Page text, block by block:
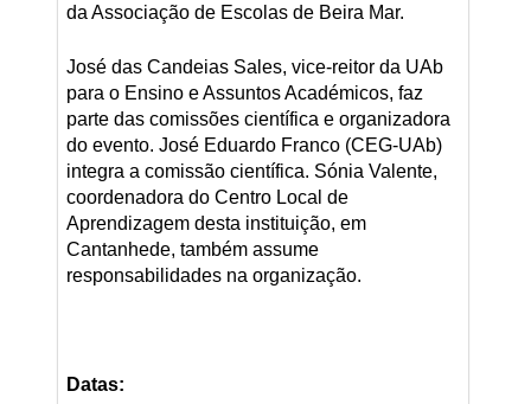
da Associação de Escolas de Beira Mar.
José das Candeias Sales, vice-reitor da UAb
para o Ensino e Assuntos Académicos, faz
parte das comissões científica e organizadora
do evento. José Eduardo Franco (CEG-UAb)
integra a comissão científica. Sónia Valente,
coordenadora do Centro Local de
Aprendizagem desta instituição, em
Cantanhede, também assume
responsabilidades na organização.
Datas: